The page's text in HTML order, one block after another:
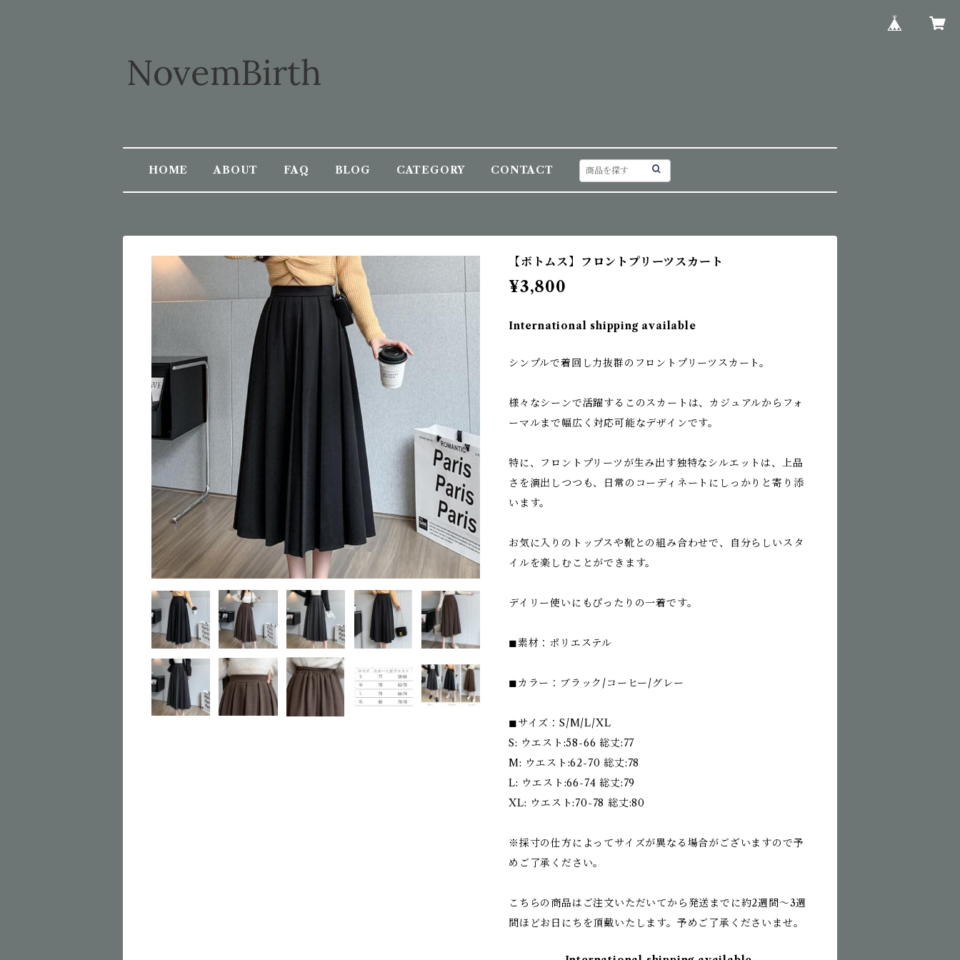
HOME ABOUT FAQ BLOG CATEGORY CONTACT
【ボトムス】フロントプリーツスカート
¥3,800
International shipping available
シンプルで着回し力抜群のフロントプリーツスカート。
様々なシーンで活躍するこのスカートは、カジュアルからフォ
ーマルまで幅広く対応可能なデザインです。
特に、フロントプリーツが生み出す独特なシルエットは、上品
さを演出しつつも、日常のコーディネートにしっかりと寄り添
います。
お気に入りのトップスや靴との組み合わせで、自分らしいスタ
イルを楽しむことができます。
デイリー使いにもぴったりの一着です。
◼︎素材：ポリエステル
◼︎カラー：ブラック/コーヒー/グレー
◼︎サイズ：S/M/L/XL
S: ウエスト:58-66 総丈:77
M: ウエスト:62-70 総丈:78
L: ウエスト:66-74 総丈:79
XL: ウエスト:70-78 総丈:80
※採寸の仕方によってサイズが異なる場合がございますので予
めご了承ください。
こちらの商品はご注文いただいてから発送までに約2週間〜3週
間ほどお日にちを頂戴いたします。予めご了承くださいませ。